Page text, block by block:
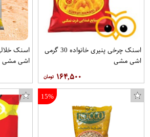
اسنک چرخی پنیری خانواده 30 گرمی
اشی مشی
۱۶۴,۵۰۰
اشی مشی
15%